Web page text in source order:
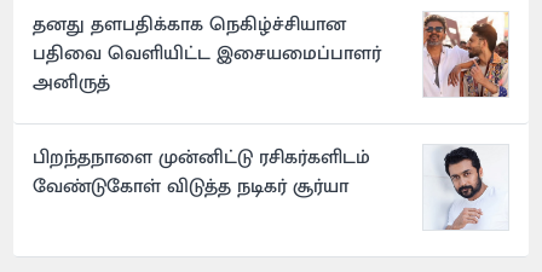
தனது தளபதிக்காக நெகிழ்ச்சியான
பதிவை வெளியிட்ட இசையமைப்பாளர்
அனிருத்
பிறந்தநாளை முன்னிட்டு ரசிகர்களிடம்
வேண்டுகோள் விடுத்த நடிகர் சூர்யா